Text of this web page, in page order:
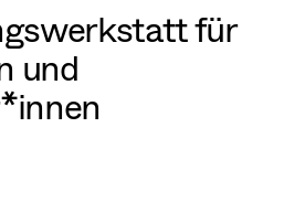
für
und